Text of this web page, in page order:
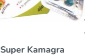
Super Kamagra